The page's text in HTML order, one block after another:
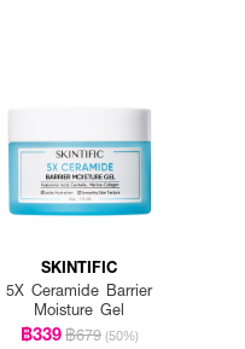
SKINTIFIC
5X Ceramide Barrier
Moisture Gel
฿339฿679 (50%)